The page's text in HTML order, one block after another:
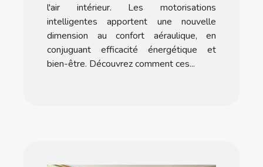
l'air intérieur. Les motorisations
intelligentes apportent une nouvelle
dimension au confort aéraulique, en
conjuguant efficacité énergétique et
bien-être. Découvrez comment ces...